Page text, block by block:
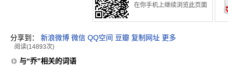
在你手机上继续浏览此页面
分享到： 新浪微博 微信 QQ空间 豆瓣 复制网址 更多
阅读(14893次)
与“乔”相关的词语